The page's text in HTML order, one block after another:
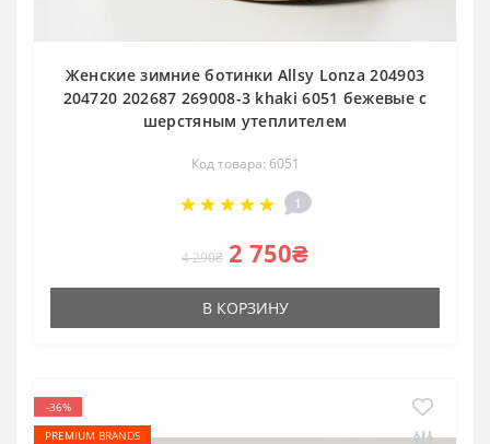
Женские зимние ботинки Allsy Lonza 204903
204720 202687 269008-3 khaki 6051 бежевые с
шерстяным утеплителем
Код товара: 6051
1
4 290₴ 2 750₴
В КОРЗИНУ
-36%
PREMIUM BRANDS